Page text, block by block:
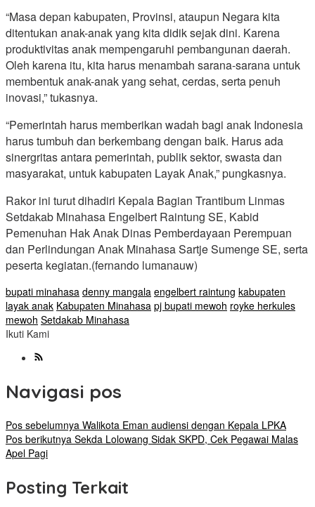
“Masa depan kabupaten, Provinsi, ataupun Negara kita
ditentukan anak-anak yang kita didik sejak dini. Karena
produktivitas anak mempengaruhi pembangunan daerah.
Oleh karena itu, kita harus menambah sarana-sarana untuk
membentuk anak-anak yang sehat, cerdas, serta penuh
inovasi,” tukasnya.
“Pemerintah harus memberikan wadah bagi anak Indonesia
harus tumbuh dan berkembang dengan baik. Harus ada
sinergritas antara pemerintah, publik sektor, swasta dan
masyarakat, untuk kabupaten Layak Anak,” pungkasnya.
Rakor ini turut dihadiri Kepala Bagian Trantibum Linmas
Setdakab Minahasa Engelbert Raintung SE, Kabid
Pemenuhan Hak Anak Dinas Pemberdayaan Perempuan
dan Perlindungan Anak Minahasa Sartje Sumenge SE, serta
peserta kegiatan.(fernando lumanauw)
bupati minahasa denny mangala engelbert raintung kabupaten
layak anak Kabupaten Minahasa pj bupati mewoh royke herkules
mewoh Setdakab Minahasa
Ikuti Kami
Navigasi pos
Pos sebelumnya Walikota Eman audiensi dengan Kepala LPKA
Pos berikutnya Sekda Lolowang Sidak SKPD, Cek Pegawai Malas
Apel Pagi
Posting Terkait